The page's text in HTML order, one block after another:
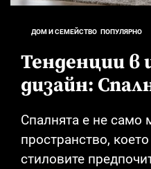
ДОМ И СЕМЕЙСТВО ПОПУЛЯРНО
Тенденции в
дизайн:
Спалнята е не само
пространство,
стиловите